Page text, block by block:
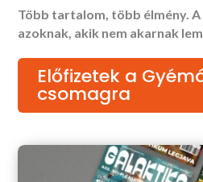
Több tartalom, több élmény.
azoknak, akik nem akarnak
Előfizetek a
csomagra